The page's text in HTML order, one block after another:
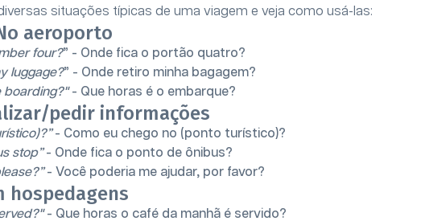
situações típicas de uma viagem e veja como usá-las:
aeroporto
four?” - Onde fica o portão quatro?
luggage?” - Onde retiro minha bagagem?
boarding?"- Que horas é o embarque?
pedir informações
- Como eu chego no (ponto turístico)?
stop”- Onde fica o ponto de ônibus?
- Você poderia me ajudar, por favor?
hospedagens
- Que horas o café da manhã é servido?